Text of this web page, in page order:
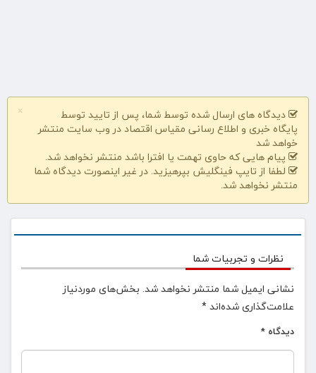
×
دیدگاه های ارسال شده توسط شما، پس از تایید توسط
پایگاه خبری و اطلاع رسانی مقیاس اقتصاد در وب سایت منتشر
خواهد شد
پیام هایی که حاوی تهمت یا افترا باشد منتشر نخواهد شد.
لطفا از تایپ فینگلیش بپرهیزید. در غیر اینصورت دیدگاه شما
منتشر نخواهد شد.
نظرات و تجربیات شما
نشانی ایمیل شما منتشر نخواهد شد. بخش‌های موردنیاز
علامت‌گذاری شده‌اند*
دیدگاه *